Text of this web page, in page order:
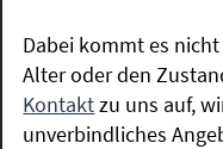
Dabei kommt es
Alter oder den
Kontaktzu uns auf,
unverbindliches